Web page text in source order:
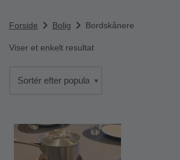
Forside chevron_right Bolig chevron_right Bordskånere
Viser et enkelt resultat